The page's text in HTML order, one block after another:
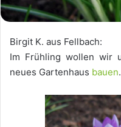
Birgit K. aus Fellbach:
Im Frühling wollen wir
neues Gartenhaus bauen